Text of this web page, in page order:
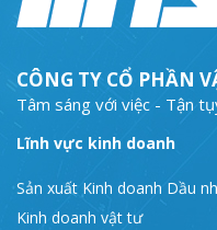
CÔNG TY CỔ PHẦN
Tâm sáng với việc - Tận
Lĩnh vực kinh doanh
Sản xuất Kinh doanh Dầu
Kinh doanh vật tư